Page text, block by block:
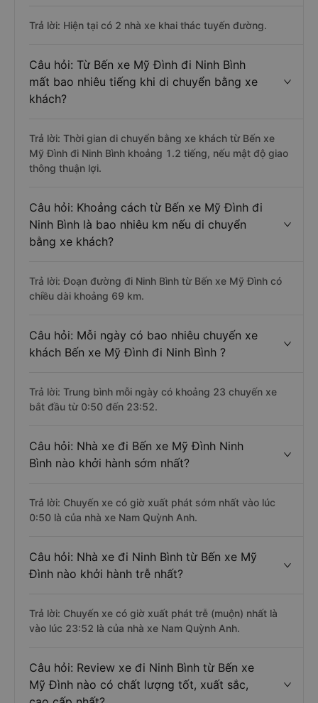
Trả lời: Hiện tại có 2 nhà xe khai thác tuyến đường.
Câu hỏi: Từ Bến xe Mỹ Đình đi Ninh Bình
mất bao nhiêu tiếng khi di chuyển bằng xe
khách?
Trả lời: Thời gian di chuyển bằng xe khách từ Bến xe
Mỹ Đình đi Ninh Bình khoảng 1.2 tiếng, nếu mật độ giao
thông thuận lợi.
Câu hỏi: Khoảng cách từ Bến xe Mỹ Đình đi
Ninh Bình là bao nhiêu km nếu di chuyển
bằng xe khách?
Trả lời: Đoạn đường đi Ninh Bình từ Bến xe Mỹ Đình có
chiều dài khoảng 69 km.
Câu hỏi: Mỗi ngày có bao nhiêu chuyến xe
khách Bến xe Mỹ Đình đi Ninh Bình ?
Trả lời: Trung bình mỗi ngày có khoảng 23 chuyến xe
bắt đầu từ 0:50 đến 23:52.
Câu hỏi: Nhà xe đi Bến xe Mỹ Đình Ninh
Bình nào khởi hành sớm nhất?
Trả lời: Chuyến xe có giờ xuất phát sớm nhất vào lúc
0:50 là của nhà xe Nam Quỳnh Anh.
Câu hỏi: Nhà xe đi Ninh Bình từ Bến xe Mỹ
Đình nào khởi hành trễ nhất?
Trả lời: Chuyến xe có giờ xuất phát trễ (muộn) nhất là
vào lúc 23:52 là của nhà xe Nam Quỳnh Anh.
Câu hỏi: Review xe đi Ninh Bình từ Bến xe
Mỹ Đình nào có chất lượng tốt, xuất sắc,